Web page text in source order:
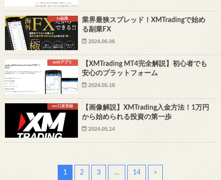
fx副業
業界最狭スプレッド！XMTradingで始め
る副業FX
2024.06.06
mt4アプリ
【XMTrading MT4完全解説】初心者でも
安心のプラットフォーム
2024.05.18
xm口座登録
【画像解説】XMTrading入金方法！1万円
から始められる投資の第一歩
2024.05.14
1 2 3 … 14 >